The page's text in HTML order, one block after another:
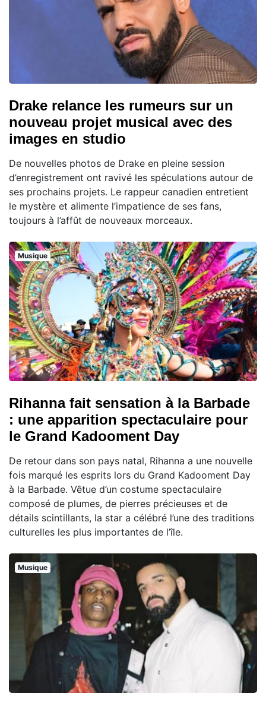
Drake relance les rumeurs sur un
nouveau projet musical avec des
images en studio
De nouvelles photos de Drake en pleine session
d’enregistrement ont ravivé les spéculations autour de
ses prochains projets. Le rappeur canadien entretient
le mystère et alimente l’impatience de ses fans,
toujours à l’affût de nouveaux morceaux.
Musique
Rihanna fait sensation à la Barbade
: une apparition spectaculaire pour
le Grand Kadooment Day
De retour dans son pays natal, Rihanna a une nouvelle
fois marqué les esprits lors du Grand Kadooment Day
à la Barbade. Vêtue d’un costume spectaculaire
composé de plumes, de pierres précieuses et de
détails scintillants, la star a célébré l’une des traditions
culturelles les plus importantes de l’île.
Musique